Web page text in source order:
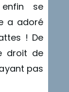
se
a adoré
! De
droit de
pas